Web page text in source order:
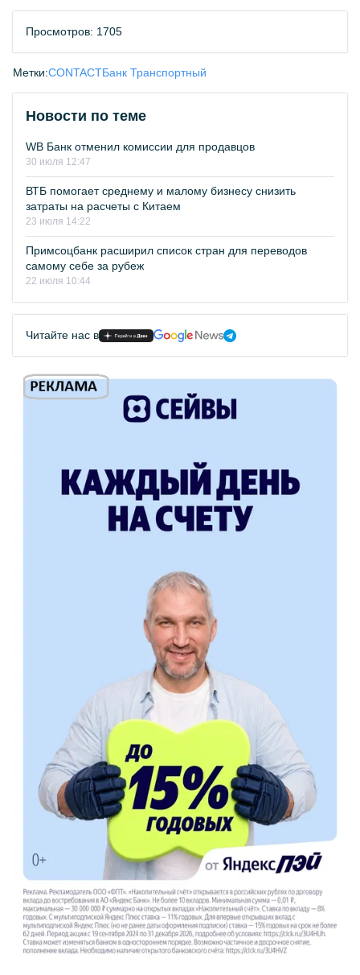
Просмотров: 1705
Метки:CONTACTБанк Транспортный
Новости по теме
WB Банк отменил комиссии для продавцов
30 июля 12:47
ВТБ помогает среднему и малому бизнесу снизить
затраты на расчеты с Китаем
23 июля 14:22
Примсоцбанк расширил список стран для переводов
самому себе за рубеж
22 июля 10:44
Читайте нас в